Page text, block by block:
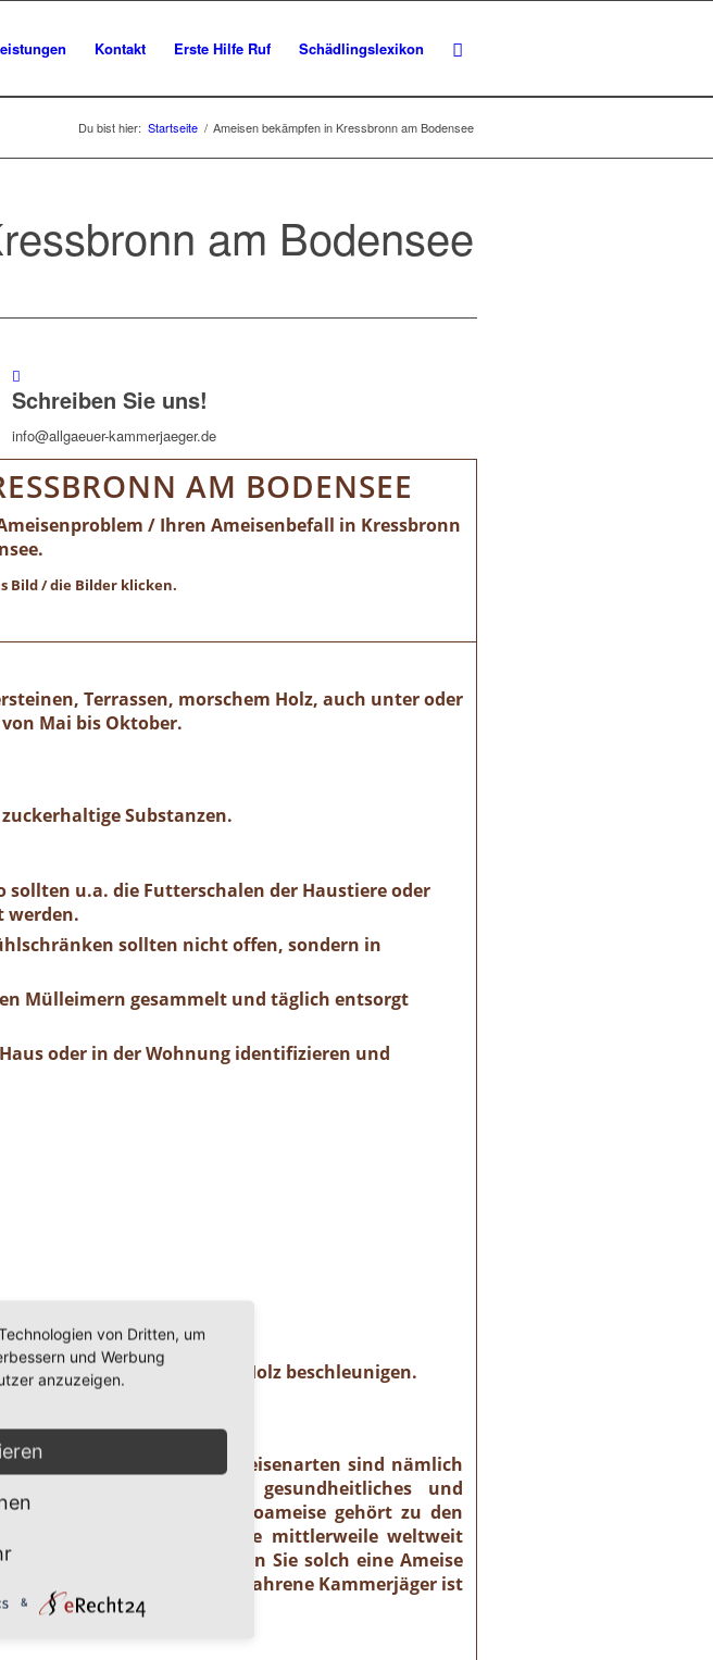
Kontakt Erste Hilfe Ruf Schädlingslexikon
Du bist hier: Startseite / Ameisen bekämpfen in Kressbronn am Bodensee
am Bodensee
Schreiben Sie uns!
info@allgaeuer-kammerjaeger.de
AM BODENSEE
/ Ihren Ameisenbefall in Kressbronn
Bild / die Bilder klicken.
Terrassen, morschem Holz, auch unter oder
Mai bis Oktober.
Substanzen.
sollten u.a. die Futterschalen der Haustiere oder
werden.
sollten nicht offen, sondern in
Mülleimern gesammelt und täglich entsorgt
oder in der Wohnung identifizieren und
von vorgeschädigtem Holz beschleunigen.
ernst nehmen. Einige Ameisenarten sind nämlich
zu unterschätzendes gesundheitliches und
Pharaoameise. Die Pharaoameise gehört zu den
Indien beheimatet, ist sie mittlerweile weltweit
bernsteingelb aus. Sollten Sie solch eine Ameise
notwendig! Selbst für erfahrene Kammerjäger ist
die Bekämpfungszeit ).
von Dritten, um
und Werbung
anzuzeigen.
&